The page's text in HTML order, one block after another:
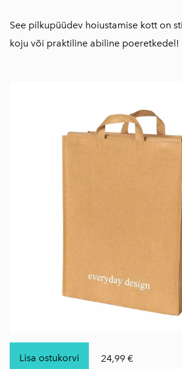
See pilkupüüdev hoiustamise kott on
koju või praktiline abiline poeretkedel!
Lisa ostukorvi 24,99 €